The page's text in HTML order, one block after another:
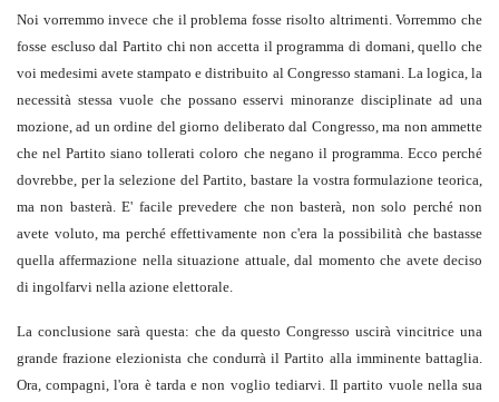
Noi vorremmo invece che il problema fosse risolto altrimenti. Vorremmo che
fosse escluso dal Partito chi non accetta il programma di domani, quello che
voi medesimi avete stampato e distribuito al Congresso stamani. La logica, la
necessità stessa vuole che possano esservi minoranze disciplinate ad una
mozione, ad un ordine del giorno deliberato dal Congresso, ma non ammette
che nel Partito siano tollerati coloro che negano il programma. Ecco perché
dovrebbe, per la selezione del Partito, bastare la vostra formulazione teorica,
ma non basterà. E' facile prevedere che non basterà, non solo perché non
avete voluto, ma perché effettivamente non c'era la possibilità che bastasse
quella affermazione nella situazione attuale, dal momento che avete deciso
di ingolfarvi nella azione elettorale.
La conclusione sarà questa: che da questo Congresso uscirà vincitrice una
grande frazione elezionista che condurrà il Partito alla imminente battaglia.
Ora, compagni, l'ora è tarda e non voglio tediarvi. Il partito vuole nella sua